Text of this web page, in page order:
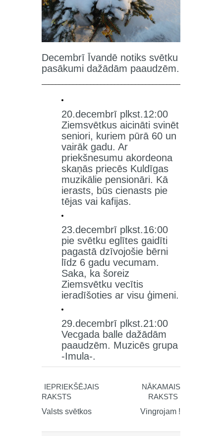
Decembrī Īvandē notiks svētku
pasākumi dažādām paaudzēm.
20.decembrī plkst.12:00
Ziemsvētkus aicināti svinēt
seniori, kuriem pūrā 60 un
vairāk gadu. Ar
priekšnesumu akordeona
skaņās priecēs Kuldīgas
muzikālie pensionāri. Kā
ierasts, būs cienasts pie
tējas vai kafijas.
23.decembrī plkst.16:00
pie svētku eglītes gaidīti
pagastā dzīvojošie bērni
līdz 6 gadu vecumam.
Saka, ka šoreiz
Ziemsvētku vecītis
ieradīšoties ar visu ģimeni.
29.decembrī plkst.21:00
Vecgada balle dažādām
paaudzēm. Muzicēs grupa
-Imula-.
IEPRIEKŠĒJAIS
RAKSTS
Valsts svētkos
NĀKAMAIS
RAKSTS
Vingrojam !